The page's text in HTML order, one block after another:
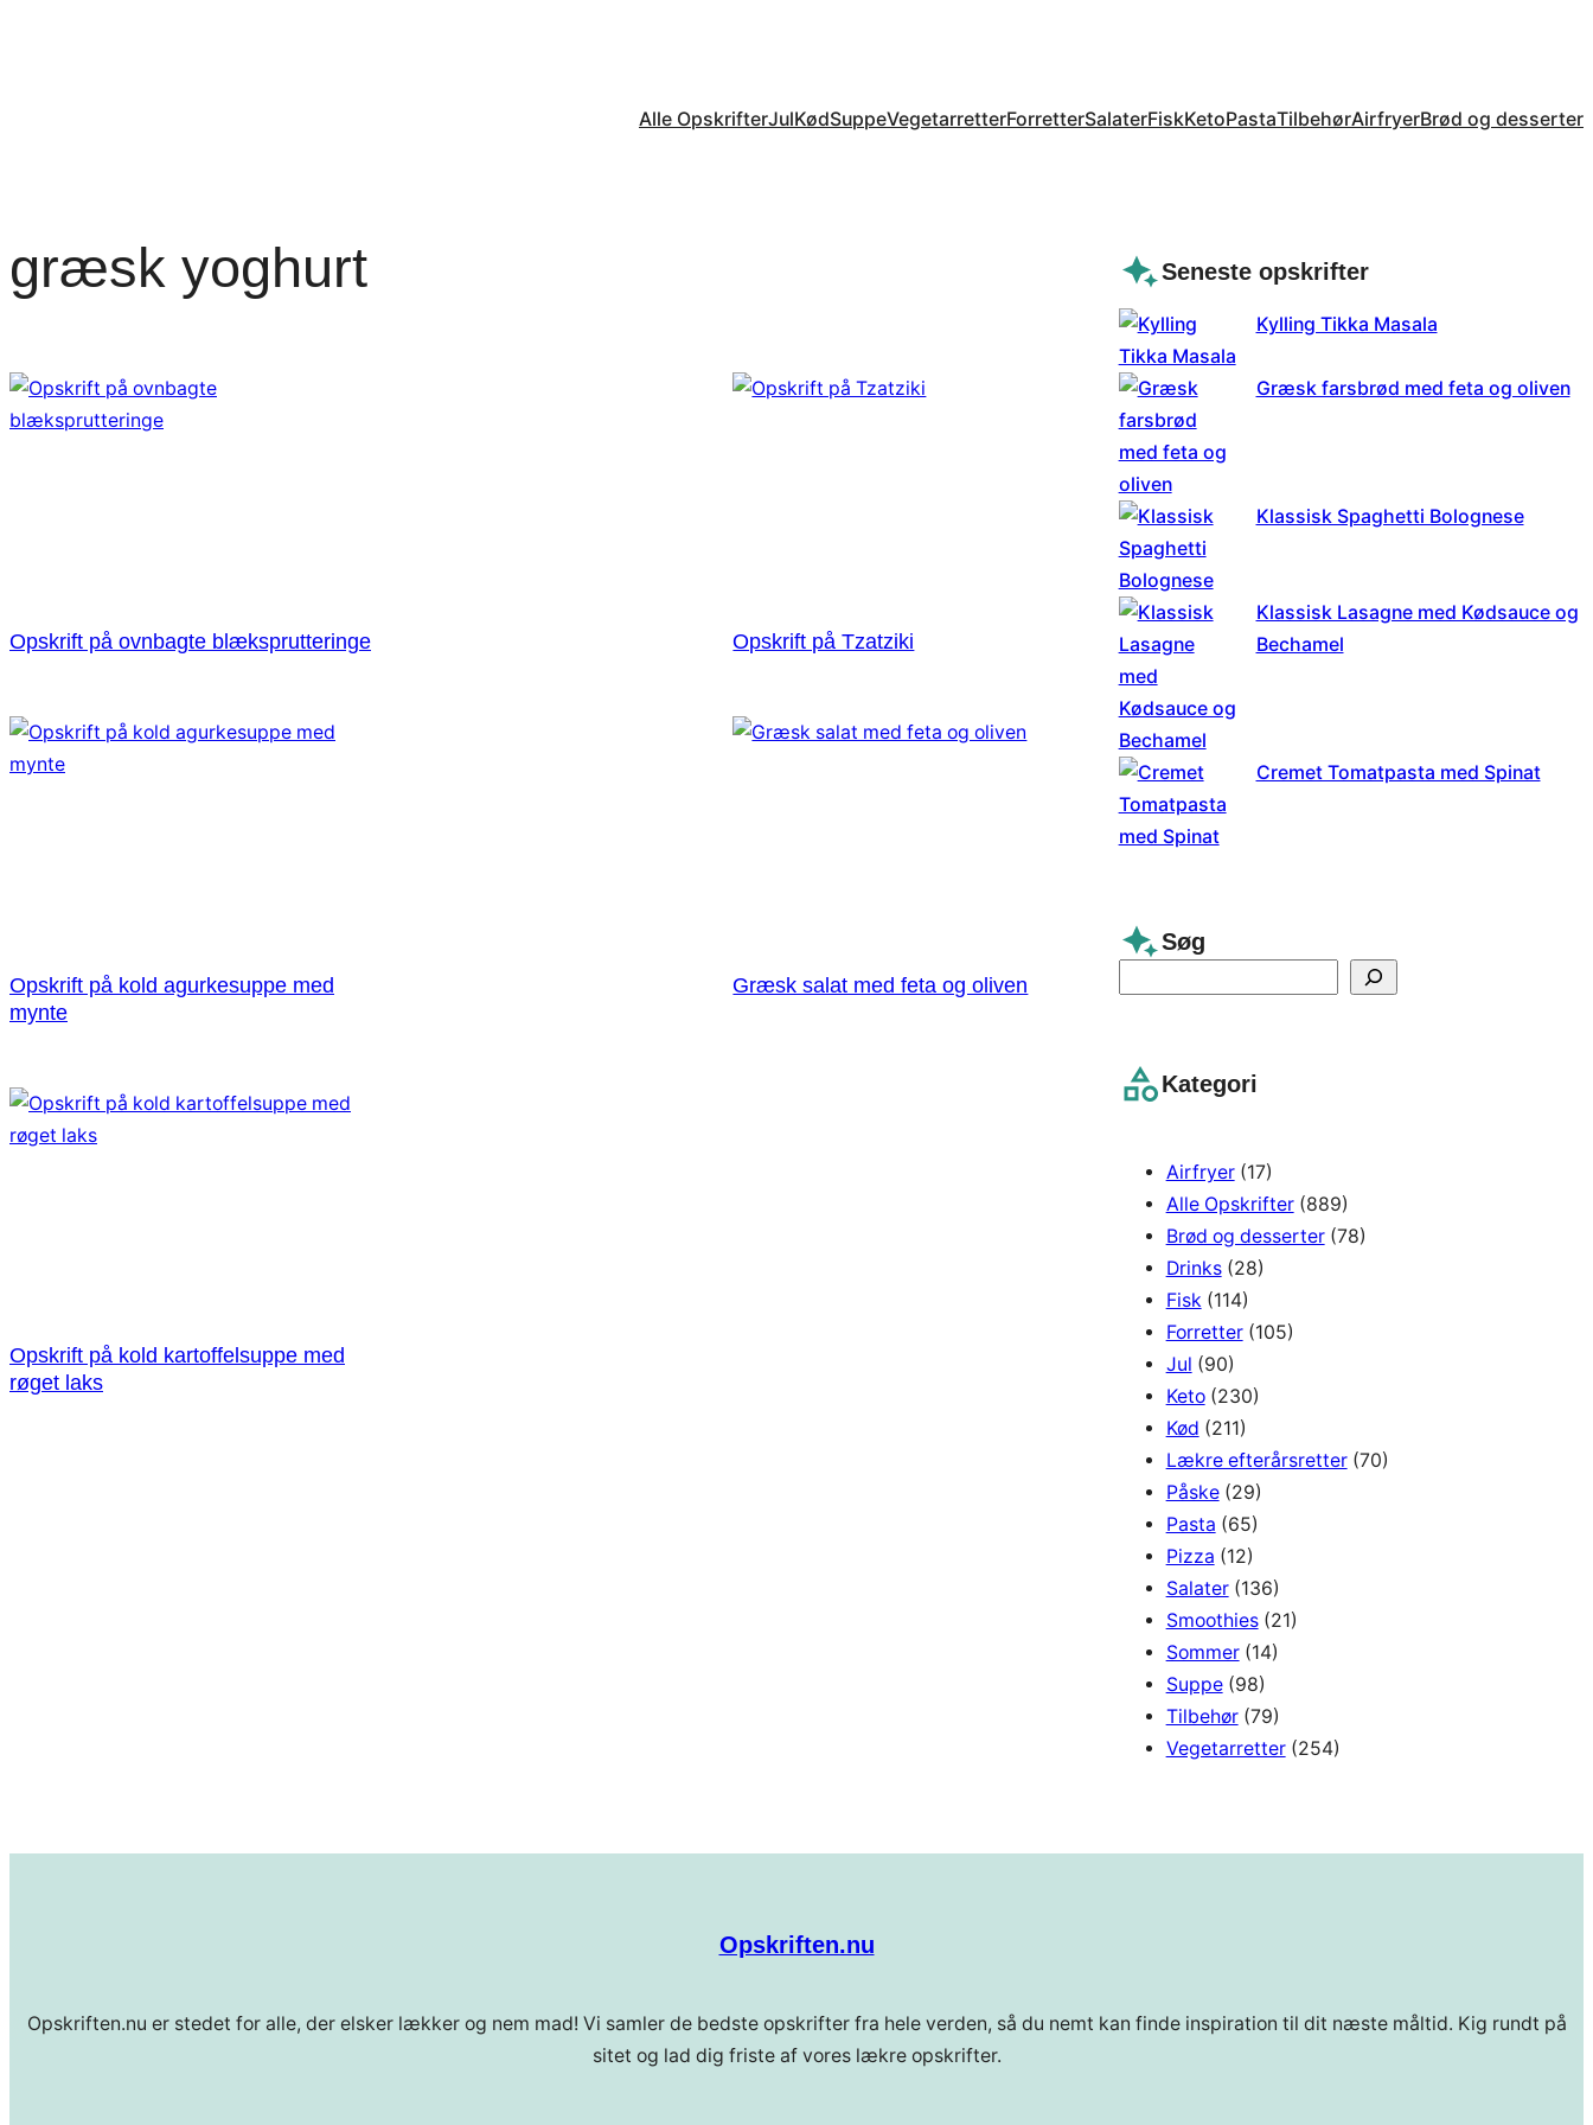
Alle OpskrifterJulKødSuppeVegetarretterForretterSalaterFiskKetoPastaTilbehørAirfryerBrød og desserter
græsk yoghurt
Opskrift på ovnbagte blæksprutteringe Opskrift på Tzatziki
Opskrift på kold agurkesuppe med
mynte
Græsk salat med feta og oliven
Opskrift på kold kartoffelsuppe med
røget laks
Seneste opskrifter
Kylling Tikka Masala
Græsk farsbrød med feta og oliven
Klassisk Spaghetti Bolognese
Klassisk Lasagne med Kødsauce og
Bechamel
Cremet Tomatpasta med Spinat
Søg
c
Kategori
Airfryer(17)
Alle Opskrifter(889)
Brød og desserter(78)
Drinks(28)
Fisk (114)
Forretter(105)
Jul (90)
Keto(230)
Kød (211)
Lækre efterårsretter(70)
Påske(29)
Pasta (65)
Pizza (12)
Salater(136)
Smoothies(21)
Sommer(14)
Suppe(98)
Tilbehør(79)
Vegetarretter(254)
Opskriften.nu
Opskriften.nu er stedet for alle, der elsker lækker og nem mad! Vi samler de bedste opskrifter fra hele verden, så du nemt kan finde inspiration til dit næste måltid. Kig rundt på
sitet og lad dig friste af vores lækre opskrifter.